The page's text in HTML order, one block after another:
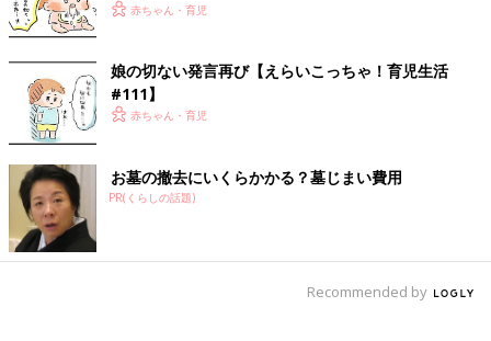
赤ちゃん・育児
娘の切ない発言再び【えらいこっちゃ！育児生活
#111】
赤ちゃん・育児
お墓の撤去にいくらかかる？墓じまい費用
PR(くらしの話題)
Recommended by